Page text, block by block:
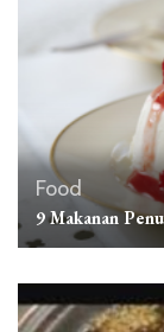
Food
9 Makanan